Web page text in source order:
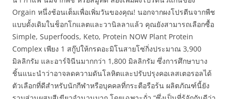
Orgain หนึ่งช้อนเต็มเพื่อเพิ่มวันของคุณ! นอกจากผงโปรตีนจากพืช
แบบดั้งเดิมในช็อกโกแลตและวานิลลาแล้ว คุณยังสามารถเลือกซื้อ
Simple, Superfoods, Keto, Protein NOW Plant Protein
Complex เพียง 1 สกู๊ปให้กรดอะมิโนสายโซ่กิ่งประมาณ 3,900
มิลลิกรัม และอาร์จินีนมากกว่า 1,800 มิลลิกรัม ซึ่งการศึกษาบาง
ชิ้นแนะนำว่าอาจลดความดันโลหิตและปรับปรุงคอเลสเตอรอลได้
ตัวเลือกที่ดีสำหรับนักกีฬาหรือบุคคลที่กระตือรือร้น ผลิตภัณฑ์นี้ยัง